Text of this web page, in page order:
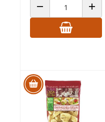
ANZAHL VERRINGERN